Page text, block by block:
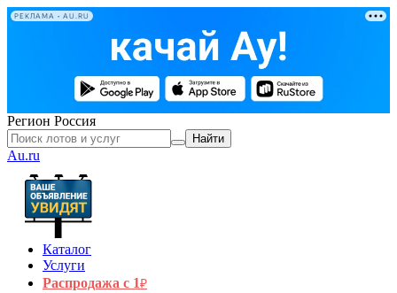
РЕКЛАМА • AU.RU
Регион Россия
Найти
Au.ru
Каталог
Услуги
Распродажа с 1₽